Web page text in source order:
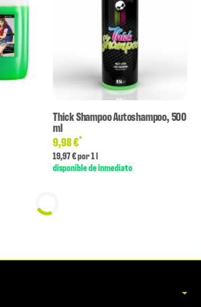
Thick Shampoo Autoshampoo, 500
ml
9,98 €*
19,97 € por 1 l
disponible de inmediato